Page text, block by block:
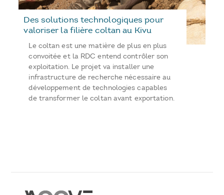
Des solutions technologiques pour
valoriser la filière coltan au Kivu
Le coltan est une matière de plus en plus
convoitée et la RDC entend contrôler son
exploitation. Le projet va installer une
infrastructure de recherche nécessaire au
développement de technologies capables
de transformer le coltan avant exportation.